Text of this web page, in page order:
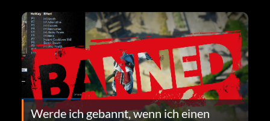
Werde ich gebannt, wenn ich einen